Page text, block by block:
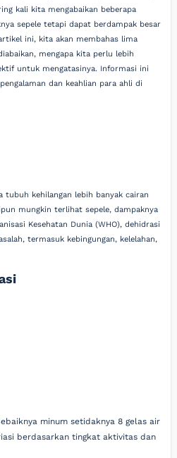
kali kita mengabaikan beberapa
sepele tetapi dapat berdampak besar
ini, kita akan membahas lima
mengapa kita perlu lebih
untuk mengatasinya. Informasi ini
dan keahlian para ahli di
tubuh kehilangan lebih banyak cairan
mungkin terlihat sepele, dampaknya
Kesehatan Dunia (WHO), dehidrasi
termasuk kebingungan, kelelahan,
minum setidaknya 8 gelas air
berdasarkan tingkat aktivitas dan